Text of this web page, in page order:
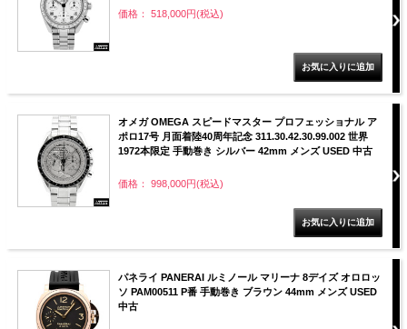
価格： 518,000円(税込)
オメガ OMEGA スピードマスター プロフェッショナル ア
ポロ17号 月面着陸40周年記念 311.30.42.30.99.002 世界
1972本限定 手動巻き シルバー 42mm メンズ USED 中古
価格： 998,000円(税込)
パネライ PANERAI ルミノール マリーナ 8デイズ オロロッ
ソ PAM00511 P番 手動巻き ブラウン 44mm メンズ USED
中古